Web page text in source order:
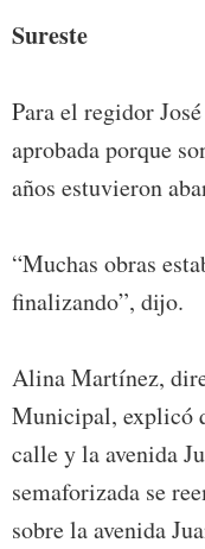
Sureste
Para el regidor
aprobada porque
años estuvieron
“Muchas obras
finalizando”, dijo.
Alina Martínez,
Municipal, explicó
calle y la avenida
semaforizada se
sobre la avenida